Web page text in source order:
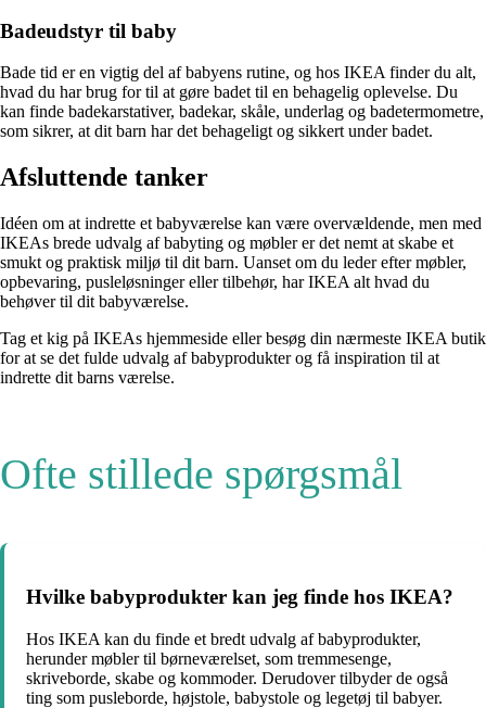
Badeudstyr til baby
Bade tid er en vigtig del af babyens rutine, og hos IKEA finder du alt,
hvad du har brug for til at gøre badet til en behagelig oplevelse. Du
kan finde badekarstativer, badekar, skåle, underlag og badetermometre,
som sikrer, at dit barn har det behageligt og sikkert under badet.
Afsluttende tanker
Idéen om at indrette et babyværelse kan være overvældende, men med
IKEAs brede udvalg af babyting og møbler er det nemt at skabe et
smukt og praktisk miljø til dit barn. Uanset om du leder efter møbler,
opbevaring, pusleløsninger eller tilbehør, har IKEA alt hvad du
behøver til dit babyværelse.
Tag et kig på IKEAs hjemmeside eller besøg din nærmeste IKEA butik
for at se det fulde udvalg af babyprodukter og få inspiration til at
indrette dit barns værelse.
Ofte stillede spørgsmål
Hvilke babyprodukter kan jeg finde hos IKEA?
Hos IKEA kan du finde et bredt udvalg af babyprodukter,
herunder møbler til børneværelset, som tremmesenge,
skriveborde, skabe og kommoder. Derudover tilbyder de også
ting som pusleborde, højstole, babystole og legetøj til babyer.